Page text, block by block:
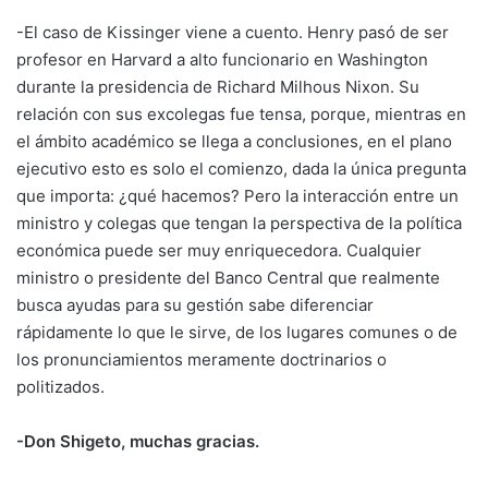
-El caso de Kissinger viene a cuento. Henry pasó de ser
profesor en Harvard a alto funcionario en Washington
durante la presidencia de Richard Milhous Nixon. Su
relación con sus excolegas fue tensa, porque, mientras en
el ámbito académico se llega a conclusiones, en el plano
ejecutivo esto es solo el comienzo, dada la única pregunta
que importa: ¿qué hacemos? Pero la interacción entre un
ministro y colegas que tengan la perspectiva de la política
económica puede ser muy enriquecedora. Cualquier
ministro o presidente del Banco Central que realmente
busca ayudas para su gestión sabe diferenciar
rápidamente lo que le sirve, de los lugares comunes o de
los pronunciamientos meramente doctrinarios o
politizados.
-Don Shigeto, muchas gracias.